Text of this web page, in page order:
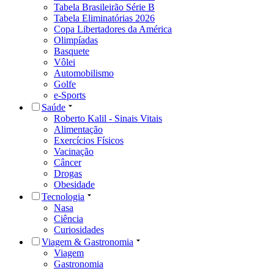
Tabela Brasileirão Série B
Tabela Eliminatórias 2026
Copa Libertadores da América
Olimpíadas
Basquete
Vôlei
Automobilismo
Golfe
e-Sports
Saúde
Roberto Kalil - Sinais Vitais
Alimentação
Exercícios Físicos
Vacinação
Câncer
Drogas
Obesidade
Tecnologia
Nasa
Ciência
Curiosidades
Viagem & Gastronomia
Viagem
Gastronomia